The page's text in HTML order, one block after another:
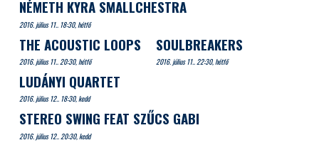
NÉMETH KYRA SMALLCHESTRA
2016. július 11.. 18:30, hétfő
THE ACOUSTIC LOOPS
2016. július 11.. 20:30, hétfő
SOULBREAKERS
2016. július 11.. 22:30, hétfő
LUDÁNYI QUARTET
2016. július 12.. 18:30, kedd
STEREO SWING FEAT SZŰCS GABI
2016. július 12.. 20:30, kedd